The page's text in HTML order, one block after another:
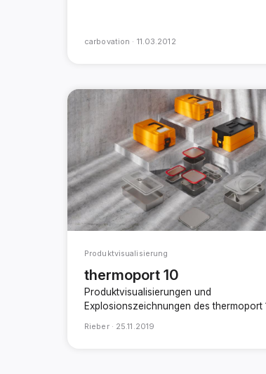
carbovation · 11.03.2012
Produktvisualisierung
thermoport 10
Produktvisualisierungen und
Explosionszeichnungen des thermoport
Rieber · 25.11.2019